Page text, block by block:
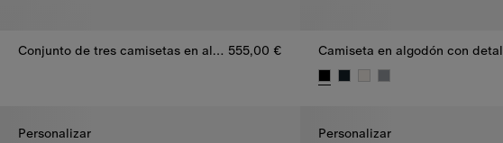
Conjunto de tres camisetas en algodón 555,00 €
Personalizar Personalizar